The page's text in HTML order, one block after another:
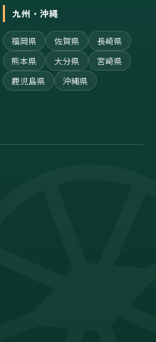
九州・沖縄
福岡県 佐賀県
長崎県
熊本県
大分県
宮崎県
鹿児島県
沖縄県